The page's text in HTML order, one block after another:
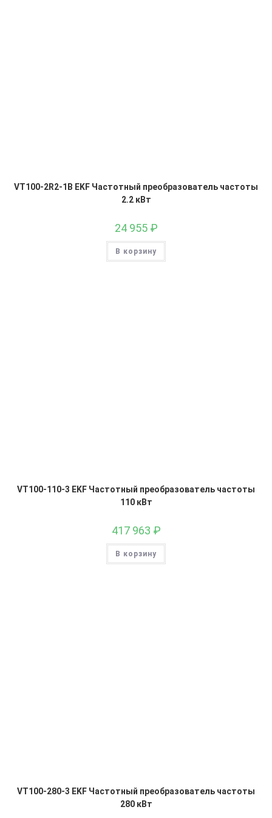
VT100-2R2-1B EKF Частотный преобразователь частоты
2.2 кВт
24 955 ₽
В корзину
VT100-110-3 EKF Частотный преобразователь частоты
110 кВт
417 963 ₽
В корзину
VT100-280-3 EKF Частотный преобразователь частоты
280 кВт